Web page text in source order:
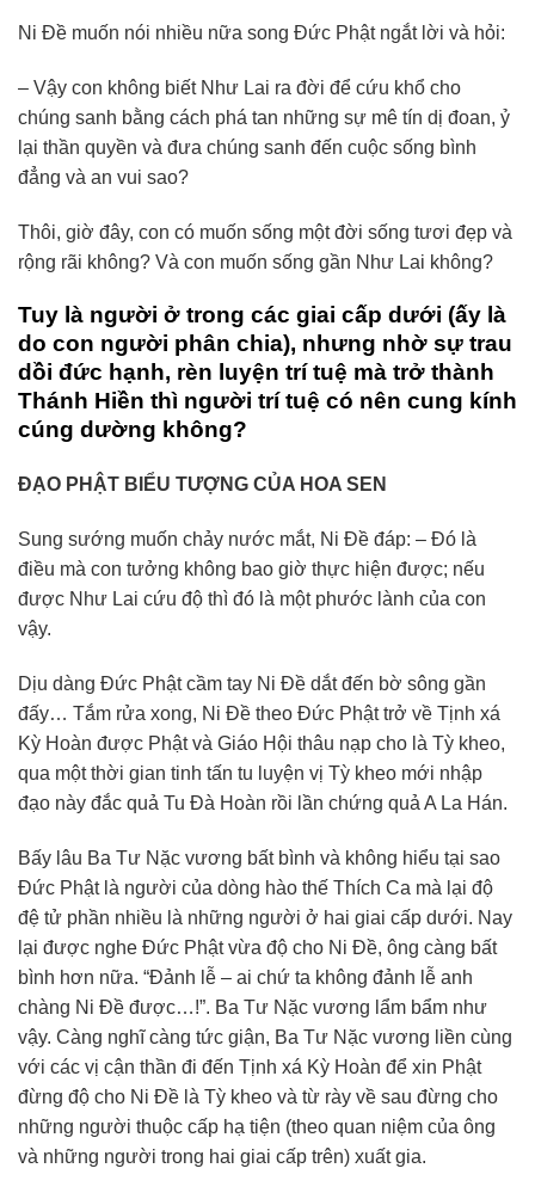
Ni Ðề muốn nói nhiều nữa song Ðức Phật ngắt lời và hỏi:
– Vậy con không biết Như Lai ra đời để cứu khổ cho
chúng sanh bằng cách phá tan những sự mê tín dị đoan, ỷ
lại thần quyền và đưa chúng sanh đến cuộc sống bình
đẳng và an vui sao?
Thôi, giờ đây, con có muốn sống một đời sống tươi đẹp và
rộng rãi không? Và con muốn sống gần Như Lai không?
Tuy là người ở trong các giai cấp dưới (ấy là
do con người phân chia), nhưng nhờ sự trau
dồi đức hạnh, rèn luyện trí tuệ mà trở thành
Thánh Hiền thì người trí tuệ có nên cung kính
cúng dường không?
ĐẠO PHẬT BIỂU TƯỢNG CỦA HOA SEN
Sung sướng muốn chảy nước mắt, Ni Ðề đáp: – Ðó là
điều mà con tưởng không bao giờ thực hiện được; nếu
được Như Lai cứu độ thì đó là một phước lành của con
vậy.
Dịu dàng Ðức Phật cầm tay Ni Ðề dắt đến bờ sông gần
đấy… Tắm rửa xong, Ni Ðề theo Ðức Phật trở về Tịnh xá
Kỳ Hoàn được Phật và Giáo Hội thâu nạp cho là Tỳ kheo,
qua một thời gian tinh tấn tu luyện vị Tỳ kheo mới nhập
đạo này đắc quả Tu Ðà Hoàn rồi lần chứng quả A La Hán.
Bấy lâu Ba Tư Nặc vương bất bình và không hiểu tại sao
Ðức Phật là người của dòng hào thế Thích Ca mà lại độ
đệ tử phần nhiều là những người ở hai giai cấp dưới. Nay
lại được nghe Ðức Phật vừa độ cho Ni Ðề, ông càng bất
bình hơn nữa. “Ðảnh lễ – ai chứ ta không đảnh lễ anh
chàng Ni Ðề được…!”. Ba Tư Nặc vương lẩm bẩm như
vậy. Càng nghĩ càng tức giận, Ba Tư Nặc vương liền cùng
với các vị cận thần đi đến Tịnh xá Kỳ Hoàn để xin Phật
đừng độ cho Ni Ðề là Tỳ kheo và từ rày về sau đừng cho
những người thuộc cấp hạ tiện (theo quan niệm của ông
và những người trong hai giai cấp trên) xuất gia.